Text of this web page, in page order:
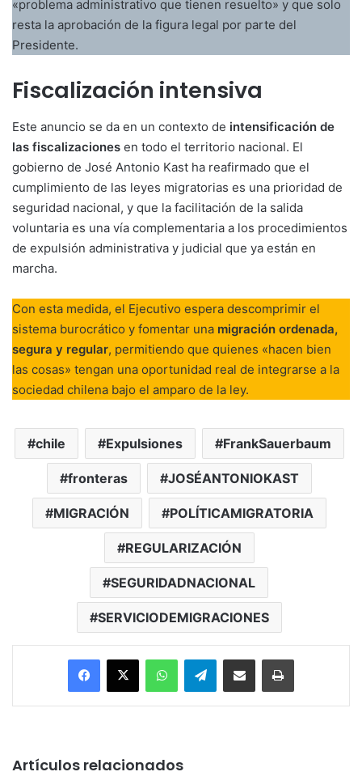
«problema administrativo que tienen resuelto» y que solo
resta la aprobación de la figura legal por parte del
Presidente.
Fiscalización intensiva
Este anuncio se da en un contexto de intensificación de
las fiscalizaciones en todo el territorio nacional. El
gobierno de José Antonio Kast ha reafirmado que el
cumplimiento de las leyes migratorias es una prioridad de
seguridad nacional, y que la facilitación de la salida
voluntaria es una vía complementaria a los procedimientos
de expulsión administrativa y judicial que ya están en
marcha.
Con esta medida, el Ejecutivo espera descomprimir el
sistema burocrático y fomentar una migración ordenada,
segura y regular, permitiendo que quienes «hacen bien
las cosas» tengan una oportunidad real de integrarse a la
sociedad chilena bajo el amparo de la ley.
chile Expulsiones FrankSauerbaum
fronteras JOSÉANTONIOKAST
MIGRACIÓN POLÍTICAMIGRATORIA
REGULARIZACIÓN
SEGURIDADNACIONAL
SERVICIODEMIGRACIONES
Facebook
X WhatsAppTelegramEnviar vía email Imprimir
Artículos relacionados